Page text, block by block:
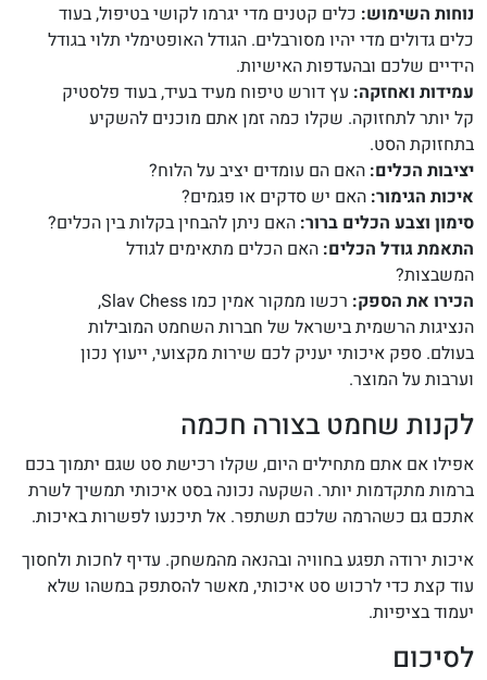
נוחות השימוש: כלים קטנים מדי יגרמו לקושי בטיפול, בעוד
כלים גדולים מדי יהיו מסורבלים. הגודל האופטימלי תלוי בגודל
הידיים שלכם ובהעדפות האישיות.
עמידות ואחזקה: עץ דורש טיפוח מעיד בעיד, בעוד פלסטיק
קל יותר לתחזוקה. שקלו כמה זמן אתם מוכנים להשקיע
בתחזוקת הסט.
יציבות הכלים: האם הם עומדים יציב על הלוח?
איכות הגימור: האם יש סדקים או פגמים?
סימון וצבע הכלים ברור: האם ניתן להבחין בקלות בין הכלים?
התאמת גודל הכלים: האם הכלים מתאימים לגודל
המשבצות?
הכירו את הספק:
רכשו ממקור אמין כמו Slav Chess,
הנציגות הרשמית בישראל של חברות השחמט המובילות
בעולם. ספק איכותי יעניק לכם שירות מקצועי, ייעוץ נכון
וערבות על המוצר.
לקנות שחמט בצורה חכמה
אפילו אם אתם מתחילים היום, שקלו רכישת סט שגם יתמוך בכם
ברמות מתקדמות יותר. השקעה נכונה בסט איכותי תמשיך לשרת
אתכם גם כשהרמה שלכם תשתפר. אל תיכנעו לפשרות באיכות.
איכות ירודה תפגע בחוויה ובהנאה מהמשחק. עדיף לחכות ולחסוך
עוד קצת כדי לרכוש סט איכותי, מאשר להסתפק במשהו שלא
יעמוד בציפיות.
לסיכום